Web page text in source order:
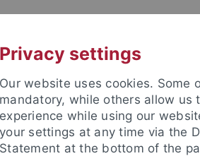
Privacy settings
Our website uses cookies. Some
mandatory, while others allow us
experience while using our
your settings at any time via the
Statement at the bottom of the